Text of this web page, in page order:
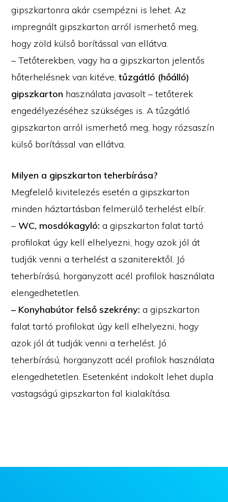
gipszkartonra akár csempézni is lehet. Az
impregnált gipszkarton arról ismerhető meg,
hogy zöld külső borítással van ellátva.
– Tetőterekben, vagy ha a gipszkarton jelentős
hőterhelésnek van kitéve,tűzgátló (hőálló)
gipszkarton használata javasolt – tetőterek
engedélyezéséhez szükséges is. A tűzgátló
gipszkarton arról ismerhető meg, hogy rózsaszín
külső borítással van ellátva.
Milyen a gipszkarton teherbírása?
Megfelelő kivitelezés esetén a gipszkarton
minden háztartásban felmerülő terhelést elbír.
–WC, mosdókagyló: a gipszkarton falat tartó
profilokat úgy kell elhelyezni, hogy azok jól át
tudják venni a terhelést a szaniterektől. Jó
teherbírású, horganyzott acél profilok használata
elengedhetetlen.
– Konyhabútor felső szekrény: a gipszkarton
falat tartó profilokat úgy kell elhelyezni, hogy
azok jól át tudják venni a terhelést. Jó
teherbírású, horganyzott acél profilok használata
elengedhetetlen. Esetenként indokolt lehet dupla
vastagságú gipszkarton fal kialakítása.